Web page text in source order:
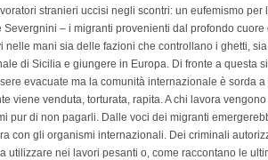
stranieri uccisi negli scontri: un eufemismo per
– i migranti provenienti dal profondo cuore
mani sia delle fazioni che controllano i ghetti,
di Sicilia e giungere in Europa. Di fronte a questa
evacuate ma la comunità internazionale è sorda a
viene venduta, torturata, rapita. A chi lavora vengono
pur di non pagarli. Dalle voci dei migranti
con gli organismi internazionali. Dei criminali
utilizzare nei lavori pesanti o, come raccontano le